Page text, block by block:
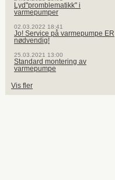
Lyd"promblematikk" i
varmepumper
02.03.2022 18:41
Jo! Service på varmepumpe ER
nødvendig!
25.03.2021 13:00
Standard montering av
varmepumpe
Vis fler